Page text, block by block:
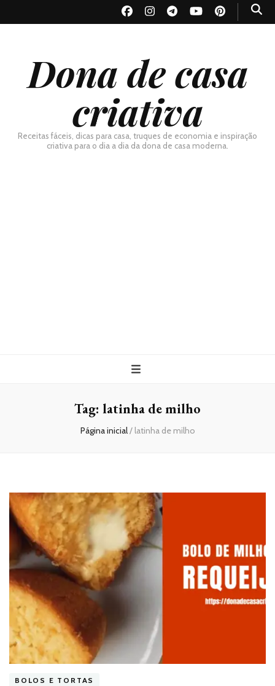
Dona de casa
criativa
Receitas fáceis, dicas para casa, truques de economia e inspiração
criativa para o dia a dia da dona de casa moderna.
Tag: latinha de milho
Página inicial/ latinha de milho
BOLOS E TORTAS